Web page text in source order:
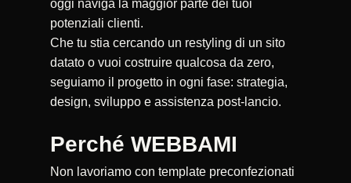
oggi naviga la maggior parte dei tuoi
potenziali clienti.
Che tu stia cercando un restyling di un sito
datato o vuoi costruire qualcosa da zero,
seguiamo il progetto in ogni fase: strategia,
design, sviluppo e assistenza post-lancio.
Perché WEBBAMI
Non lavoriamo con template preconfezionati